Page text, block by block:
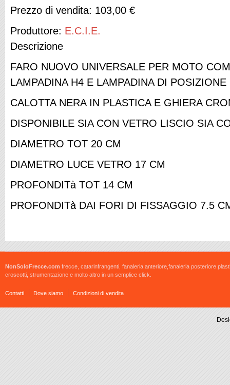
Prezzo di vendita: 103,00 €
Produttore: E.C.I.E.
Descrizione
FARO NUOVO UNIVERSALE PER MOTO
LAMPADINA H4 E LAMPADINA DI POSIZIONE
CALOTTA NERA IN PLASTICA E GHIERA
DISPONIBILE SIA CON VETRO LISCIO SIA
DIAMETRO TOT 20 CM
DIAMETRO LUCE VETRO 17 CM
PROFONDITà TOT 14 CM
PROFONDITà DAI FORI DI FISSAGGIO 7.5
NonSoloFrecce.com frecce, catarinfrangenti, fanaleria anteriore,fanaleria posteriore
croscotti, strumentazione e molto altro in un semplice click.
Contatti Dove siamo Condizioni di vendita